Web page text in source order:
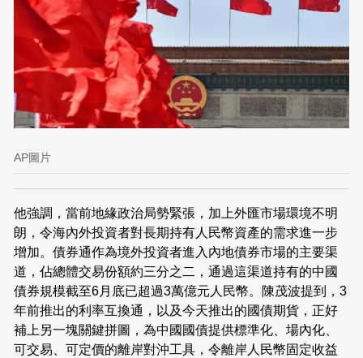
AP圖片
他強調，當前地緣政治局勢緊張，加上外匯市場環境不明
朗，令海內外投資者對長期持有人民幣資產的需求進一步
增加。債券通作為境外投資者進入內地債券市場的主要渠
道，佔總體交易份額約三分之二，通過這渠道持有的中國
債券規模截至6月底已超過3萬億元人民幣。陳茂波提到，3
年前推出的利率互換通，以及今天推出的國債期貨，正好
補上另一塊關鍵拼圖，為中國國債提供標準化、場內化、
可交易、可定價的離岸對沖工具，令離岸人民幣固定收益